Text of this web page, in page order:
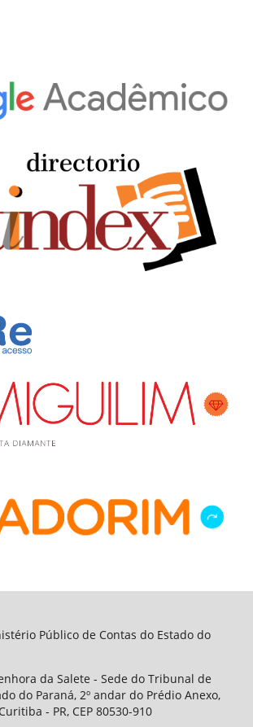
Público de Contas do Estado do
da Salete - Sede do Tribunal de
do Paraná, 2º andar do Prédio Anexo,
- PR, CEP 80530-910